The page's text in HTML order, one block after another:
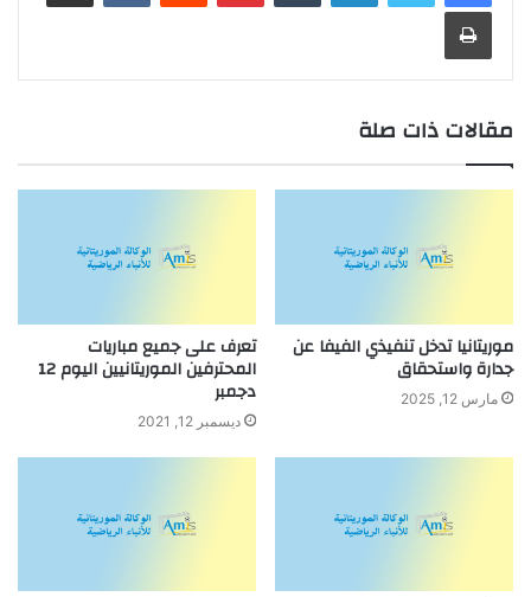
طباعة
مقالات ذات صلة
موريتانيا تدخل تنفيذي الفيفا عن
جدارة واستحقاق
مارس 12, 2025
تعرف على جميع مباريات
المحترفين الموريتانيين اليوم 12
دجمبر
ديسمبر 12, 2021